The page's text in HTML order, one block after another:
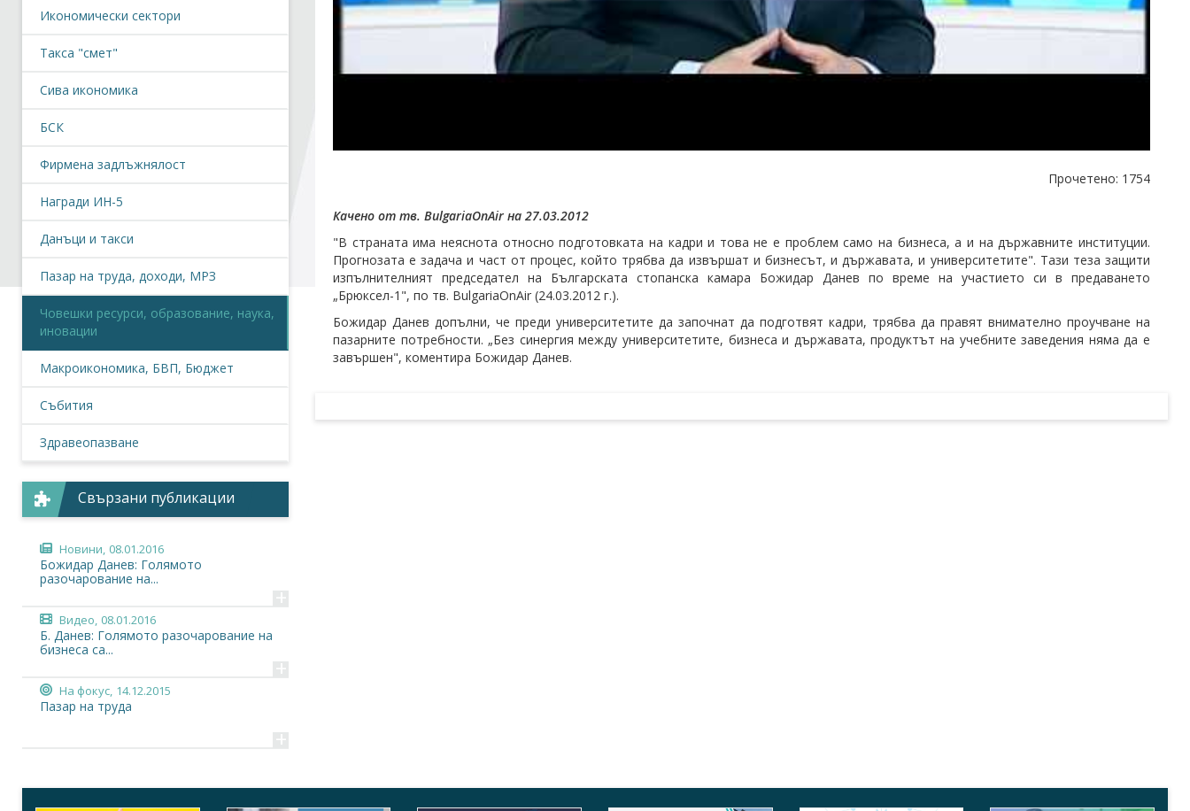
Прочетено: 1754
Качено от тв. BulgariaOnAir на 27.03.2012
"В страната има неяснота относно подготовката на кадри и това не е проблем само на бизнеса, а и на държавните институции.
Прогнозата е задача и част от процес, който трябва да извършат и бизнесът, и държавата, и университетите". Тази теза защити
изпълнителният председател на Българската стопанска камара Божидар Данев по време на участието си в предаването
„Брюксел-1", по тв. BulgariaOnAir (24.03.2012 г.).
Божидар Данев допълни, че преди университетите да започнат да подготвят кадри, трябва да правят внимателно проучване на
пазарните потребности. „Без синергия между университетите, бизнеса и държавата, продуктът на учебните заведения няма да е
завършен", коментира Божидар Данев.
Икономически сектори
Такса "смет"
Сива икономика
БСК
Фирмена задлъжнялост
Награди ИН-5
Данъци и такси
Пазар на труда, доходи, МРЗ
Човешки ресурси, образование, наука,
иновации
Макроикономика, БВП, Бюджет
Събития
Здравеопазване
Свързани публикации
Новини, 08.01.2016
Божидар Данев: Голямото
разочарование на...
+
Видео, 08.01.2016
Б. Данев: Голямото разочарование на
бизнеса са...
+
На фокус, 14.12.2015
Пазар на труда
+